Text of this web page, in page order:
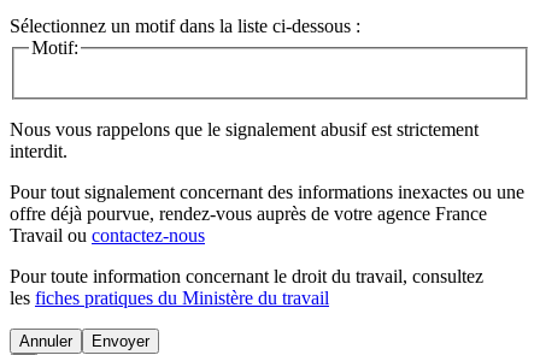
Sélectionnez un motif dans la liste ci-dessous :
Motif:
Nous vous rappelons que le signalement abusif est strictement
interdit.
Pour tout signalement concernant des informations inexactes ou une
offre déjà pourvue, rendez-vous auprès de votre agence France
Travail ou contactez-nous
Pour toute information concernant le droit du travail, consultez
les fiches pratiques du Ministère du travail
Annuler